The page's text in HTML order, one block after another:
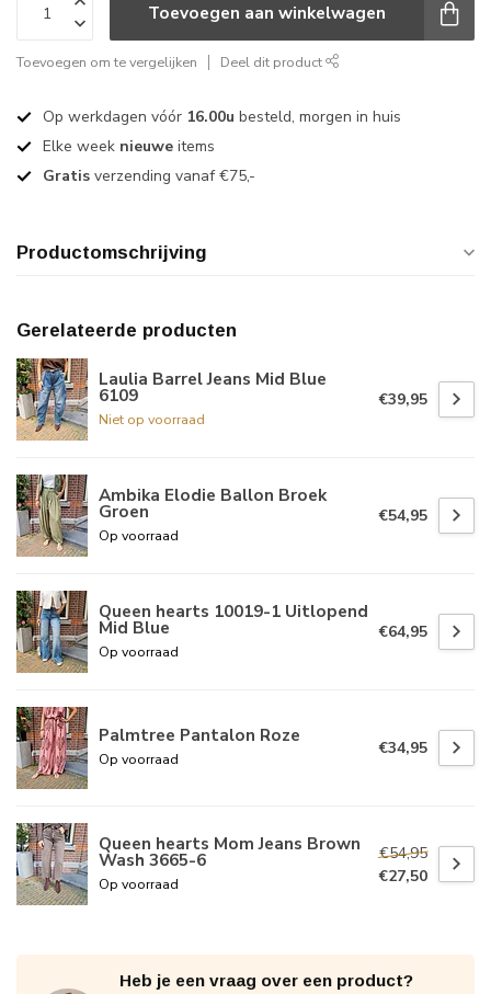
Toevoegen aan winkelwagen
Toevoegen om te vergelijken Deel dit product
Op werkdagen vóór 16.00u besteld, morgen in huis
Elke week nieuwe items
Gratis verzending vanaf €75,-
Productomschrijving
Gerelateerde producten
Laulia Barrel Jeans Mid Blue
6109
Niet op voorraad
€39,95
Ambika Elodie Ballon Broek
Groen
Op voorraad
€54,95
Queen hearts 10019-1 Uitlopend
Mid Blue
Op voorraad
€64,95
Palmtree Pantalon Roze
Op voorraad
€34,95
Queen hearts Mom Jeans Brown
Wash 3665-6
Op voorraad
€54,95
€27,50
Heb je een vraag over een product?